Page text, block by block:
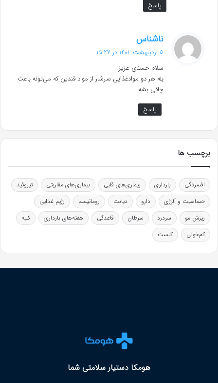
پاسخ
ناشناس
:
5 اردیبهشت, 1401 در 15:27
سلام حسنای عزیز
بله هر دو موادغذایی سرشار از مواد قندین که می‌تونه باعث
چاقی بشه.
پاسخ
برچسب ها
افسردگی بارداری بیماری‌های قلبی بیماری‌های مقاربتی
تیروئید
حساسیت و آلرژی
دارو دیابت روماتیسم
رژیم غذایی
ریزش مو
سردرد سرطان قاعدگی هفته‌های بارداری
کلیه
کم‌خونی
کیست
هومکا دستیار سلامتی شما